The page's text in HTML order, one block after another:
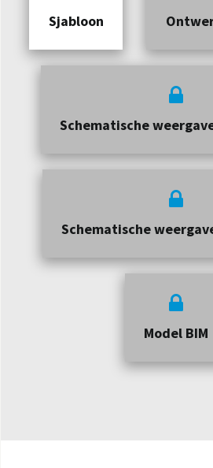
Sjabloon
Schematische
Schematische
Model BIM